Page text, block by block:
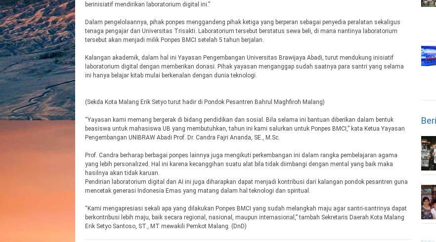
berinisiatif mendirikan laboratorium digital ini.”
Dalam pengelolaannya, pihak ponpes menggandeng pihak ketiga yang berperan sebagai penyedia peralatan sekaligus
tenaga pengajar dari Universitas Trisakti. Laboratorium tersebut berstatus sewa beli, di mana nantinya laboratorium
tersebut akan menjadi milik Ponpes BMCI setelah 5 tahun berjalan.
Kalangan akademik, dalam hal ini Yayasan Pengembangan Universitas Brawijaya Abadi, turut mendukung inisiatif
laboratorium digital dengan memberikan donasi. Pihak yayasan menganggap sudah saatnya para santri yang selama
ini hanya belajar kitab mulai berkenalan dengan dunia teknologi.
(Sekda Kota Malang Erik Setyo turut hadir di Pondok Pesantren Bahrul Maghfiroh Malang)
“Yayasan kami memang bergerak di bidang pendidikan dan sosial. Bila selama ini bantuan diberikan dalam bentuk
beasiswa untuk mahasiswa UB yang membutuhkan, tahun ini kami salurkan untuk Ponpes BMCI,” kata Ketua Yayasan
Pengembangan UNIBRAW Abadi Prof. Dr. Candra Fajri Ananda, SE., M.Sc.
Prof. Candra berharap berbagai ponpes lainnya juga mengikuti perkembangan ini dalam rangka pembelajaran agama
yang lebih personalized. Hal ini karena kecanggihan suatu alat bila tidak diimbangi dengan mental yang baik maka
hasilnya akan tidak karuan.
Pendirian laboratorium digital dan AI ini juga diharapkan dapat menjadi kontribusi dari kalangan pondok pesantren guna
mencetak generasi Indonesia Emas yang matang dalam hal teknologi dan spiritual.
“Kami mengapresiasi sekali apa yang dilakukan Ponpes BMCI yang sudah melangkah maju agar santri-santrinya dapat
berkontribusi lebih maju, baik secara regional, nasional, maupun internasional,” tambah Sekretaris Daerah Kota Malang
Erik Setyo Santoso, ST., MT mewakili Pemkot Malang. (DnD)